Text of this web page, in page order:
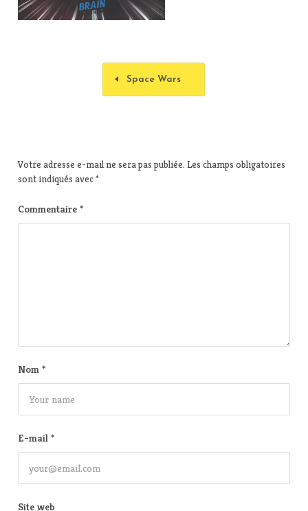
Space Wars
Votre adresse e-mail ne sera pas publiée. Les champs obligatoires
sont indiqués avec*
Commentaire *
Nom *
E-mail *
Site web